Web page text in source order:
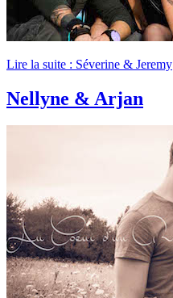
Lire la suite : Séverine & Jeremy
Nellyne & Arjan